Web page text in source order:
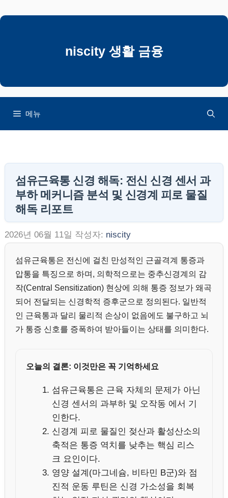
텐
뛰
niscity 생활 금융
메뉴
섬유근육통 신경 해독: 전신 신경 센서 과
부하 메커니즘 분석 및 신경계 피로 물질
해독 리포트
2026년 06월 11일 작성자: niscity
섬유근육통은 전신에 걸친 만성적인 근골격계 통증과
압통을 특징으로 하며, 의학적으로는 중추신경계의 감
작(Central Sensitization) 현상에 의해 통증 정보가 왜곡
되어 전달되는 신경학적 증후군으로 정의된다. 일반적
인 근육통과 달리 물리적 손상이 없음에도 불구하고 뇌
가 통증 신호를 증폭하여 받아들이는 상태를 의미한다.
오늘의 결론: 이것만은 꼭 기억하세요
섬유근육통은 근육 자체의 문제가 아닌
신경 센서의 과부하 및 오작동 에서 기
인한다.
신경계 피로 물질인 젖산과 활성산소의
축적은 통증 역치를 낮추는 핵심 리스
크 요인이다.
영양 설계(마그네슘, 비타민 B군)와 점
진적 운동 루틴은 신경 가소성을 회복